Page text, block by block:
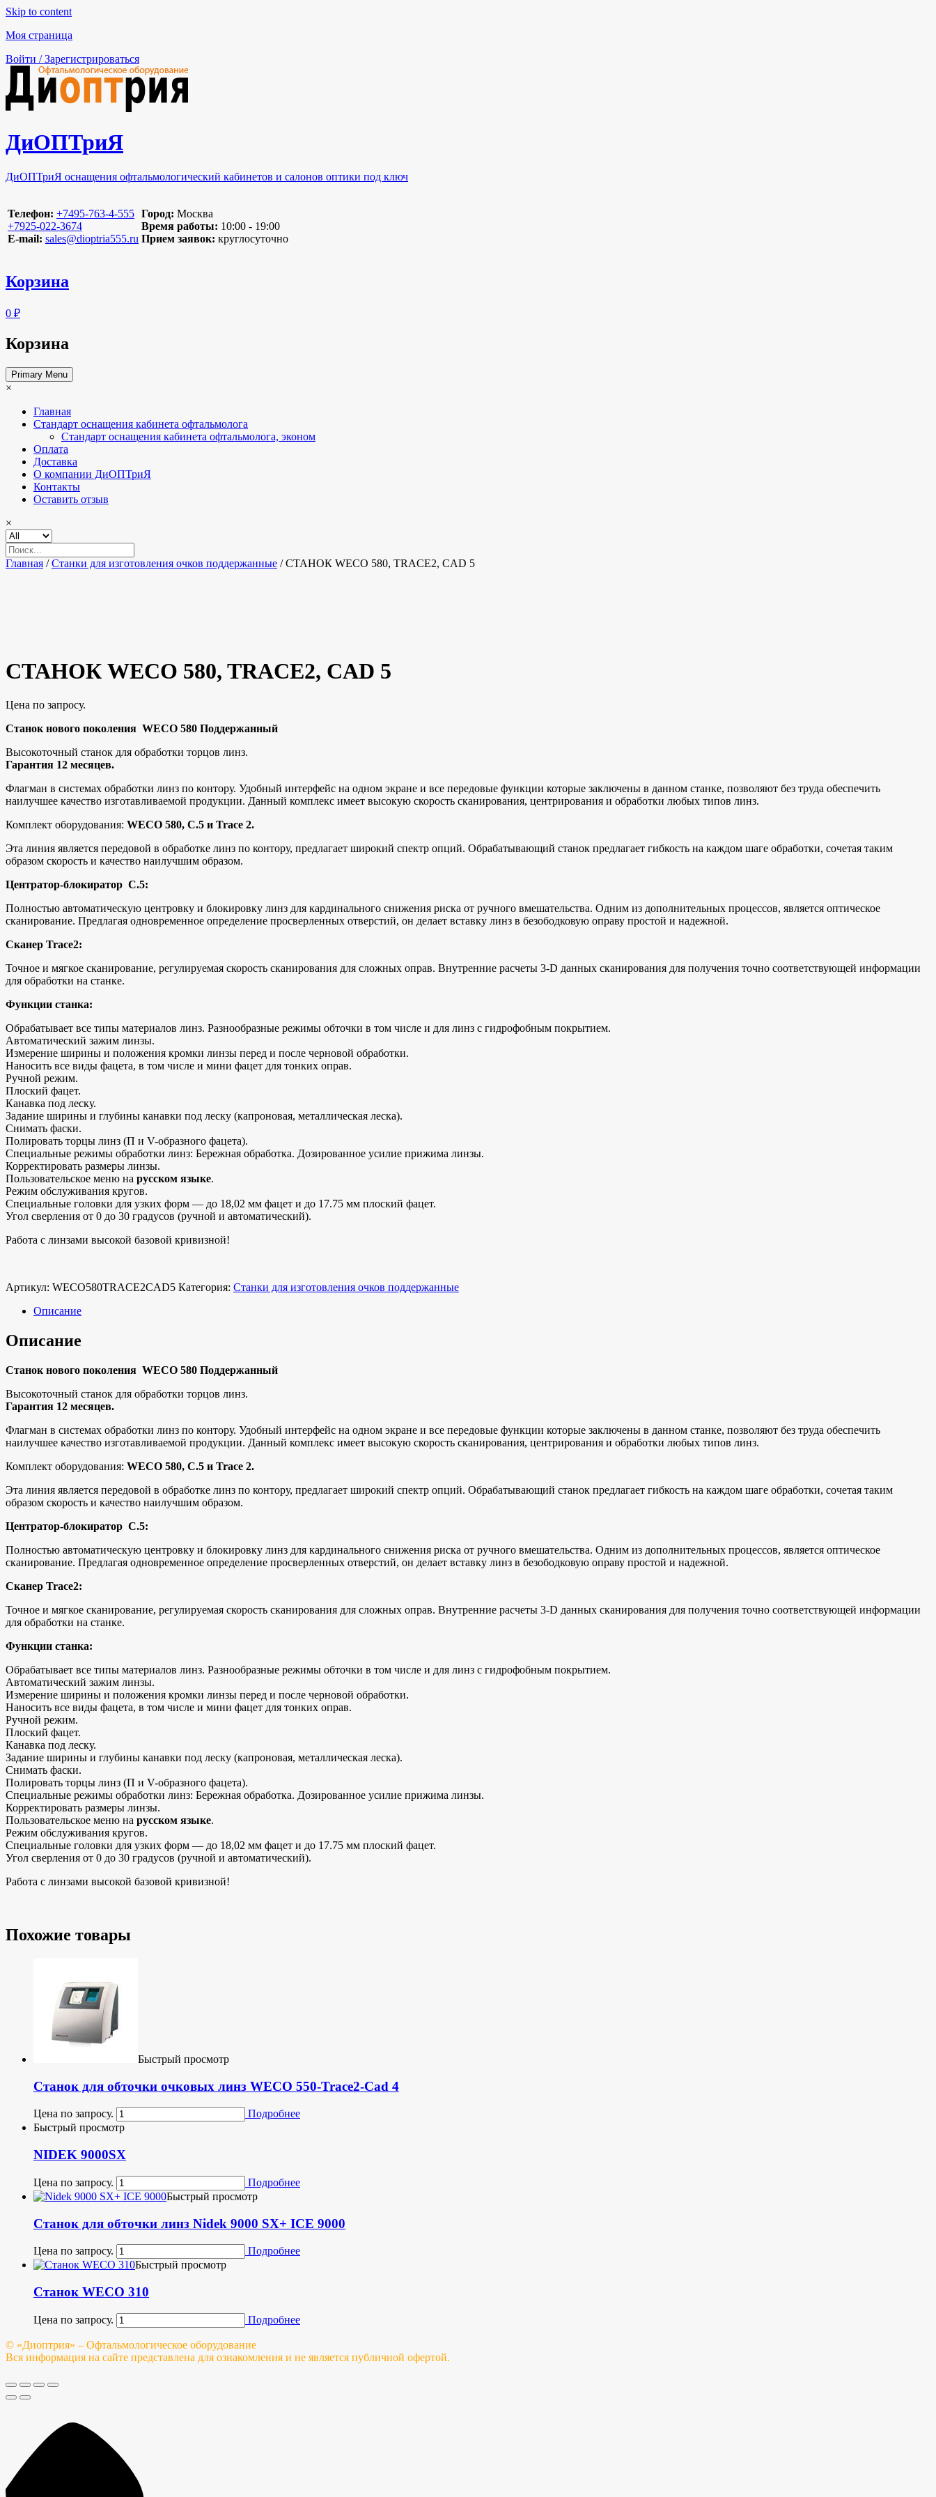
Skip to content
Моя страница
Войти / Зарегистрироваться
ДиОПТриЯ
ДиОПТриЯ оснащения офтальмологический кабинетов и салонов оптики под ключ
Телефон: ‪+7495-763-4-555‬
‪+7925-022-3674‬
E-mail: sales@dioptria555.ru
Город: Москва
Время работы: 10:00 - 19:00
Прием заявок: круглосуточно
Корзина
0 ₽
Корзина
Primary Menu
×
Главная
Стандарт оснащения кабинета офтальмолога
Стандарт оснащения кабинета офтальмолога, эконом
Оплата
Доставка
О компании ДиОПТриЯ
Контакты
Оставить отзыв
×
Главная /Станки для изготовления очков поддержанные / СТАНОК WECO 580, TRACE2, CAD 5
СТАНОК WECO 580, TRACE2, CAD 5
Цена по запросу.
Станок нового поколения WECO 580 Поддержанный
Высокоточный станок для обработки торцов линз.
Гарантия 12 месяцев.
Флагман в системах обработки линз по контору. Удобный интерфейс на одном экране и все передовые функции которые заключены в данном станке, позволяют без труда обеспечить
наилучшее качество изготавливаемой продукции. Данный комплекс имеет высокую скорость сканирования, центрирования и обработки любых типов линз.
Комплект оборудования: WECO 580, C.5 и Trace 2.
Эта линия является передовой в обработке линз по контору, предлагает широкий спектр опций. Обрабатывающий станок предлагает гибкость на каждом шаге обработки, сочетая таким
образом скорость и качество наилучшим образом.
Центратор-блокиратор C.5:
Полностью автоматическую центровку и блокировку линз для кардинального снижения риска от ручного вмешательства. Одним из дополнительных процессов, является оптическое
сканирование. Предлагая одновременное определение просверленных отверстий, он делает вставку линз в безободковую оправу простой и надежной.
Сканер Trace2:
Точное и мягкое сканирование, регулируемая скорость сканирования для сложных оправ. Внутренние расчеты 3-D данных сканирования для получения точно соответствующей информации
для обработки на станке.
Функции станка:
Обрабатывает все типы материалов линз. Разнообразные режимы обточки в том числе и для линз с гидрофобным покрытием.
Автоматический зажим линзы.
Измерение ширины и положения кромки линзы перед и после черновой обработки.
Наносить все виды фацета, в том числе и мини фацет для тонких оправ.
Ручной режим.
Плоский фацет.
Канавка под леску.
Задание ширины и глубины канавки под леску (капроновая, металлическая леска).
Снимать фаски.
Полировать торцы линз (П и V-образного фацета).
Специальные режимы обработки линз: Бережная обработка. Дозированное усилие прижима линзы.
Корректировать размеры линзы.
Пользовательское меню на русском языке.
Режим обслуживания кругов.
Специальные головки для узких форм — до 18,02 мм фацет и до 17.75 мм плоский фацет.
Угол сверления от 0 до 30 градусов (ручной и автоматический).
Работа с линзами высокой базовой кривизной!
Артикул: WECO580TRACE2CAD5 Категория: Станки для изготовления очков поддержанные
Описание
Описание
Станок нового поколения WECO 580 Поддержанный
Высокоточный станок для обработки торцов линз.
Гарантия 12 месяцев.
Флагман в системах обработки линз по контору. Удобный интерфейс на одном экране и все передовые функции которые заключены в данном станке, позволяют без труда обеспечить
наилучшее качество изготавливаемой продукции. Данный комплекс имеет высокую скорость сканирования, центрирования и обработки любых типов линз.
Комплект оборудования: WECO 580, C.5 и Trace 2.
Эта линия является передовой в обработке линз по контору, предлагает широкий спектр опций. Обрабатывающий станок предлагает гибкость на каждом шаге обработки, сочетая таким
образом скорость и качество наилучшим образом.
Центратор-блокиратор C.5:
Полностью автоматическую центровку и блокировку линз для кардинального снижения риска от ручного вмешательства. Одним из дополнительных процессов, является оптическое
сканирование. Предлагая одновременное определение просверленных отверстий, он делает вставку линз в безободковую оправу простой и надежной.
Сканер Trace2:
Точное и мягкое сканирование, регулируемая скорость сканирования для сложных оправ. Внутренние расчеты 3-D данных сканирования для получения точно соответствующей информации
для обработки на станке.
Функции станка:
Обрабатывает все типы материалов линз. Разнообразные режимы обточки в том числе и для линз с гидрофобным покрытием.
Автоматический зажим линзы.
Измерение ширины и положения кромки линзы перед и после черновой обработки.
Наносить все виды фацета, в том числе и мини фацет для тонких оправ.
Ручной режим.
Плоский фацет.
Канавка под леску.
Задание ширины и глубины канавки под леску (капроновая, металлическая леска).
Снимать фаски.
Полировать торцы линз (П и V-образного фацета).
Специальные режимы обработки линз: Бережная обработка. Дозированное усилие прижима линзы.
Корректировать размеры линзы.
Пользовательское меню на русском языке.
Режим обслуживания кругов.
Специальные головки для узких форм — до 18,02 мм фацет и до 17.75 мм плоский фацет.
Угол сверления от 0 до 30 градусов (ручной и автоматический).
Работа с линзами высокой базовой кривизной!
Похожие товары
Быстрый просмотр
Станок для обточки очковых линз WECO 550-Trace2-Cad 4
Цена по запросу.
Подробнее
Быстрый просмотр
NIDEK 9000SX
Цена по запросу.
Подробнее
Быстрый просмотр
Станок для обточки линз Nidek 9000 SX+ ICE 9000
Цена по запросу.
Подробнее
Быстрый просмотр
Станок WECO 310
Цена по запросу. Подробнее
© «Диоптрия» – Офтальмологическое оборудование
Вся информация на сайте представлена для ознакомления и не является публичной офертой.